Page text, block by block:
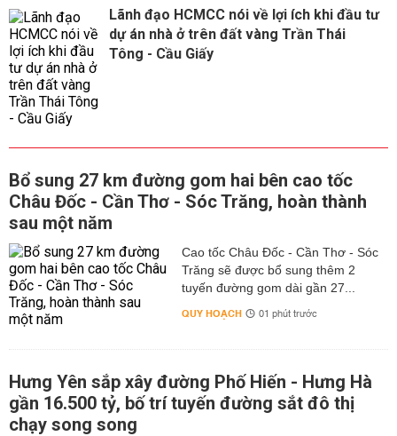
Lãnh đạo HCMCC nói về lợi ích khi đầu tư
dự án nhà ở trên đất vàng Trần Thái
Tông - Cầu Giấy
Bổ sung 27 km đường gom hai bên cao tốc
Châu Đốc - Cần Thơ - Sóc Trăng, hoàn thành
sau một năm
Cao tốc Châu Đốc - Cần Thơ - Sóc
Trăng sẽ được bổ sung thêm 2
tuyến đường gom dài gần 27...
QUY HOẠCH 01 phút trước
Hưng Yên sắp xây đường Phố Hiến - Hưng Hà
gần 16.500 tỷ, bố trí tuyến đường sắt đô thị
chạy song song